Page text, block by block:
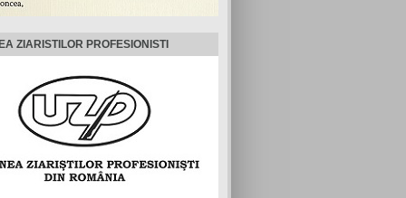
ZIARISTILOR PROFESIONISTI